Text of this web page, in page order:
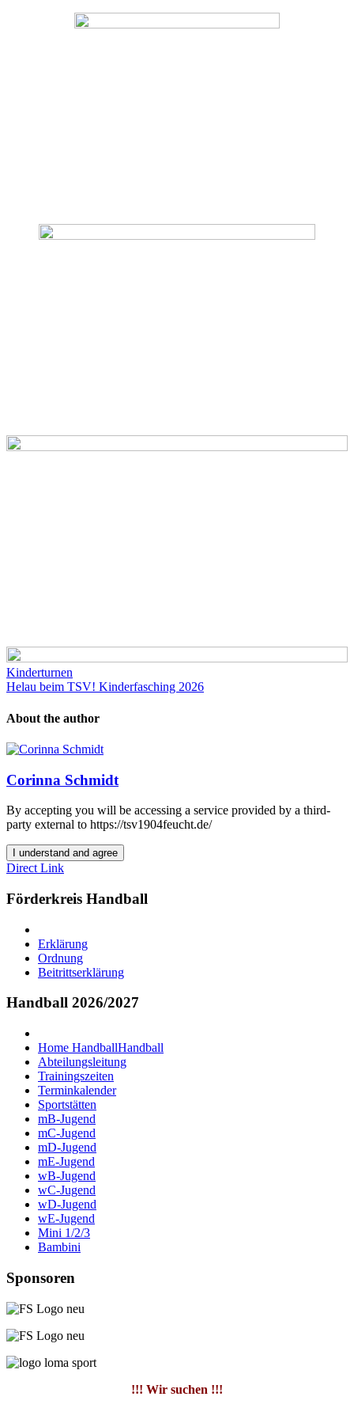
Kinderturnen
Helau beim TSV! Kinderfasching 2026
About the author
Corinna Schmidt
By accepting you will be accessing a service provided by a third-
party external to https://tsv1904feucht.de/
I understand and agree
Direct Link
Förderkreis Handball
Erklärung
Ordnung
Beitrittserklärung
Handball 2026/2027
Home HandballHandball
Abteilungsleitung
Trainingszeiten
Terminkalender
Sportstätten
mB-Jugend
mC-Jugend
mD-Jugend
mE-Jugend
wB-Jugend
wC-Jugend
wD-Jugend
wE-Jugend
Mini 1/2/3
Bambini
Sponsoren
!!! Wir suchen !!!